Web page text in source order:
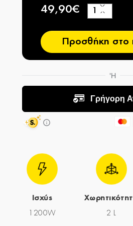
49,90€
−
+
Προσθήκη στο
Ισχύς
1200W 2 L